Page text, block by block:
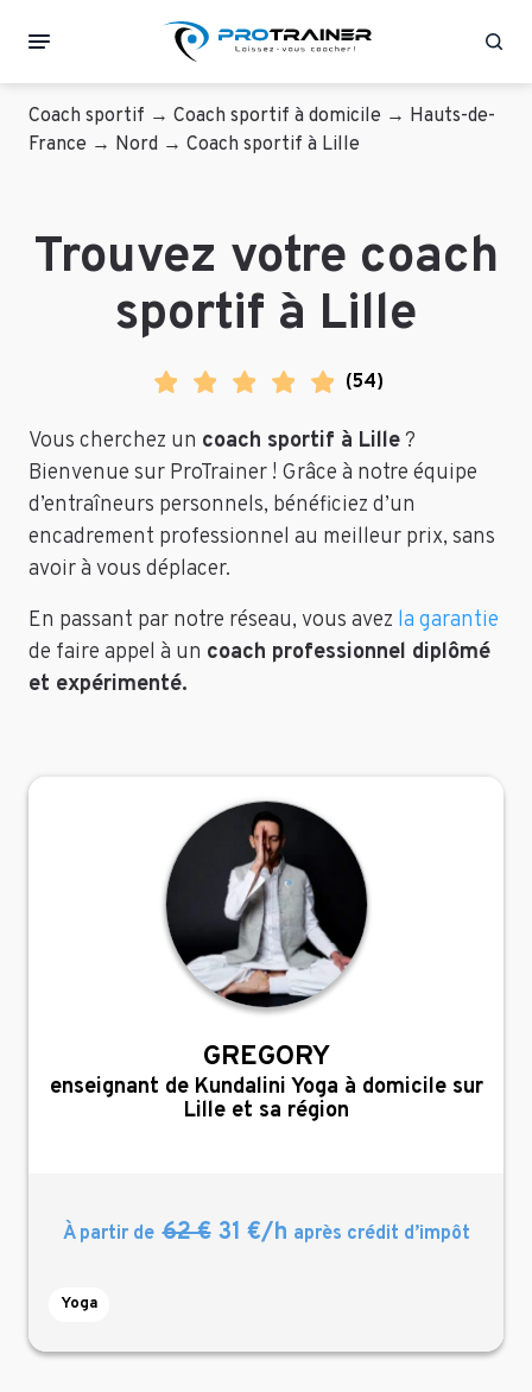
Coach sportif → Coach sportif à domicile → Hauts-de-
France → Nord → Coach sportif à Lille
Trouvez votre coach
sportif à Lille
(54)
Vous cherchez un coach sportif à Lille?
Bienvenue sur ProTrainer ! Grâce à notre équipe
d’entraîneurs personnels, bénéficiez d’un
encadrement professionnel au meilleur prix, sans
avoir à vous déplacer.
En passant par notre réseau, vous avez la garantie
de faire appel à un coach professionnel diplômé
et expérimenté.
GREGORY
,
enseignant de Kundalini Yoga à domicile sur
Lille et sa région
À partir de 62 €31 €/h après crédit d’impôt
Yoga